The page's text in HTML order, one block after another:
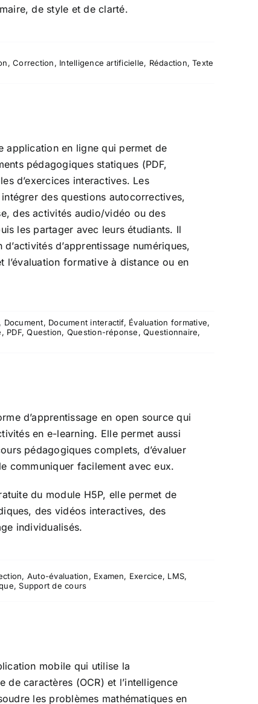
de style et de clarté.
,Correction, Intelligence artificielle, Rédaction,Texte
application en ligne qui permet de
pédagogiques statiques (PDF,
d’exercices interactives. Les
des questions autocorrectives,
des activités audio/vidéo ou des
les partager avec leurs étudiants. Il
d’apprentissage numériques,
l’évaluation formative à distance ou en
, Document, Document interactif, Évaluation formative,
, PDF,Question, Question-réponse,Questionnaire,
d’apprentissage en open source qui
en e-learning. Elle permet aussi
pédagogiques complets, d’évaluer
communiquer facilement avec eux.
du module H5P, elle permet de
des vidéos interactives, des
individualisés.
, Auto-évaluation, Examen, Exercice, LMS,
,Support de cours
mobile qui utilise la
de caractères (OCR) et l’intelligence
les problèmes mathématiques en